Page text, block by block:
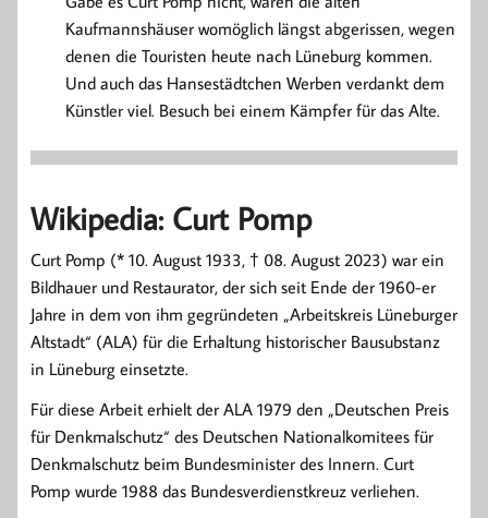
Kaufmannshäuser womöglich längst abgerissen, wegen
denen die Touristen heute nach Lüneburg kommen.
Und auch das Hansestädtchen Werben verdankt dem
Künstler viel. Besuch bei einem Kämpfer für das Alte.
Wikipedia: Curt Pomp
Curt Pomp (* 10. August 1933, † 08. August 2023) war ein
Bildhauer und Restaurator, der sich seit Ende der 1960-er
Jahre in dem von ihm gegründeten „Arbeitskreis Lüneburger
Altstadt“ (ALA) für die Erhaltung historischer Bausubstanz
in Lüneburg einsetzte.
Für diese Arbeit erhielt der ALA 1979 den „Deutschen Preis
für Denkmalschutz“ des Deutschen Nationalkomitees für
Denkmalschutz beim Bundesminister des Innern. Curt
Pomp wurde 1988 das Bundesverdienstkreuz verliehen.